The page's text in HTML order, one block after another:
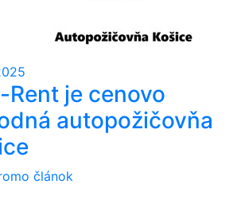
Rent je cenovo
autopožičovňa
článok